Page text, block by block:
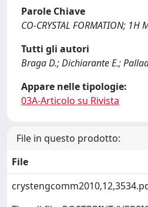
Parole Chiave
CO-CRYSTAL FORMATION;
Tutti gli autori
Braga D.; Dichiarante E.;
Appare nelle tipologie:
03A-Articolo su Rivista
File in questo prodotto:
File